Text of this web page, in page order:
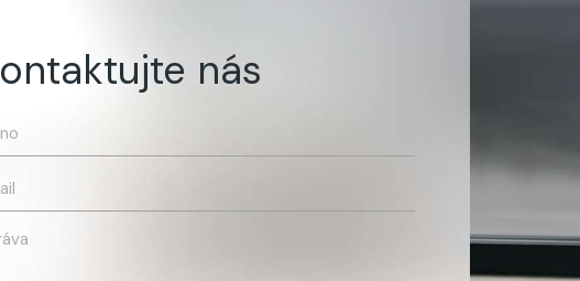
nás